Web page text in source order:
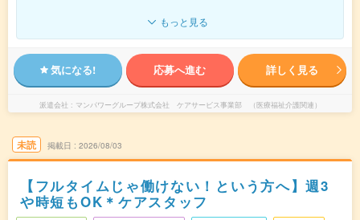
もっと見る
気になる! 応募へ進む 詳しく見る
派遣会社 マンパワーグループ株式会社 ケアサービス事業部 （医療福祉介護関連）
未読 掲載日 2026/08/03
【フルタイムじゃ働けない！という方へ】週3
や時短もOK＊ケアスタッフ